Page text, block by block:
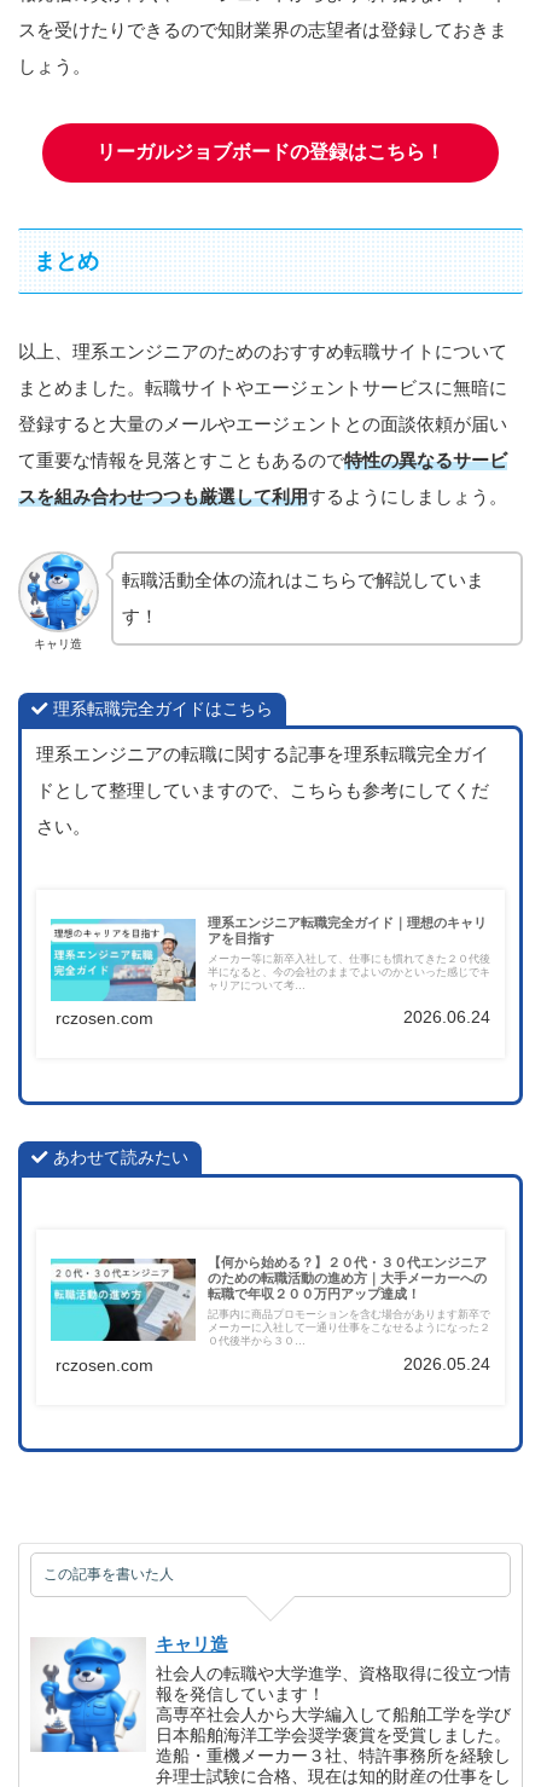
スを受けたりできるので知財業界の志望者は登録しておきま
しょう。
リーガルジョブボードの登録はこちら！
まとめ
以上、理系エンジニアのためのおすすめ転職サイトについて
まとめました。転職サイトやエージェントサービスに無暗に
登録すると大量のメールやエージェントとの面談依頼が届い
て重要な情報を見落とすこともあるので特性の異なるサービ
スを組み合わせつつも厳選して利用するようにしましょう。
キャリ造
転職活動全体の流れはこちらで解説していま
す！
理系転職完全ガイドはこちら
理系エンジニアの転職に関する記事を理系転職完全ガイ
ドとして整理していますので、こちらも参考にしてくだ
さい。
理系エンジニア転職完全ガイド｜理想のキャリ
アを目指す
メーカー等に新卒入社して、仕事にも慣れてきた２０代後
半になると、今の会社のままでよいのかといった感じでキ
ャリアについて考…
rczosen.com 2026.06.24
あわせて読みたい
【何から始める？】２０代・３０代エンジニア
のための転職活動の進め方｜大手メーカーへの
転職で年収２００万円アップ達成！
記事内に商品プロモーションを含む場合があります新卒で
メーカーに入社して一通り仕事をこなせるようになった２
０代後半から３０…
rczosen.com 2026.05.24
この記事を書いた人
キャリ造
社会人の転職や大学進学、資格取得に役立つ情
報を発信しています！
高専卒社会人から大学編入して船舶工学を学び
日本船舶海洋工学会奨学褒賞を受賞しました。
造船・重機メーカー３社、特許事務所を経験し
弁理士試験に合格、現在は知的財産の仕事をし